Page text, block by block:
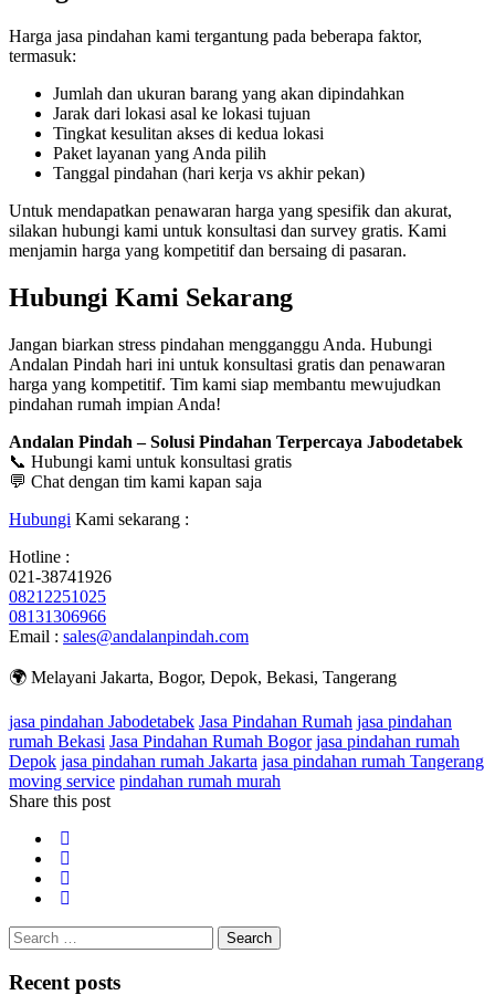
Harga jasa pindahan kami tergantung pada beberapa faktor,
termasuk:
Jumlah dan ukuran barang yang akan dipindahkan
Jarak dari lokasi asal ke lokasi tujuan
Tingkat kesulitan akses di kedua lokasi
Paket layanan yang Anda pilih
Tanggal pindahan (hari kerja vs akhir pekan)
Untuk mendapatkan penawaran harga yang spesifik dan akurat,
silakan hubungi kami untuk konsultasi dan survey gratis. Kami
menjamin harga yang kompetitif dan bersaing di pasaran.
Hubungi Kami Sekarang
Jangan biarkan stress pindahan mengganggu Anda. Hubungi
Andalan Pindah hari ini untuk konsultasi gratis dan penawaran
harga yang kompetitif. Tim kami siap membantu mewujudkan
pindahan rumah impian Anda!
Andalan Pindah – Solusi Pindahan Terpercaya Jabodetabek
📞 Hubungi kami untuk konsultasi gratis
💬 Chat dengan tim kami kapan saja
Hubungi Kami sekarang :
Hotline :
021-38741926
08212251025
08131306966
Email : sales@andalanpindah.com
🌍 Melayani Jakarta, Bogor, Depok, Bekasi, Tangerang
jasa pindahan Jabodetabek Jasa Pindahan Rumah jasa pindahan
rumah Bekasi Jasa Pindahan Rumah Bogor jasa pindahan rumah
Depok jasa pindahan rumah Jakarta jasa pindahan rumah Tangerang
moving service pindahan rumah murah
Share this post
Search
for:
Recent posts